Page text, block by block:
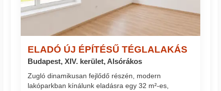
ELADÓ ÚJ ÉPÍTÉSŰ TÉGLALAKÁS
Budapest, XIV. kerület, Alsórákos
Zugló dinamikusan fejlődő részén, modern
lakóparkban kínálunk eladásra egy 32 m²-es,